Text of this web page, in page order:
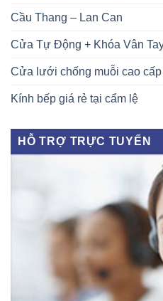
Cầu Thang – Lan Can
Cửa Tự Động + Khóa Vân
Cửa lưới chống muỗi cao cấp
Kính bếp giá rẻ tại cẩm lệ
HỖ TRỢ TRỰC TUYẾN